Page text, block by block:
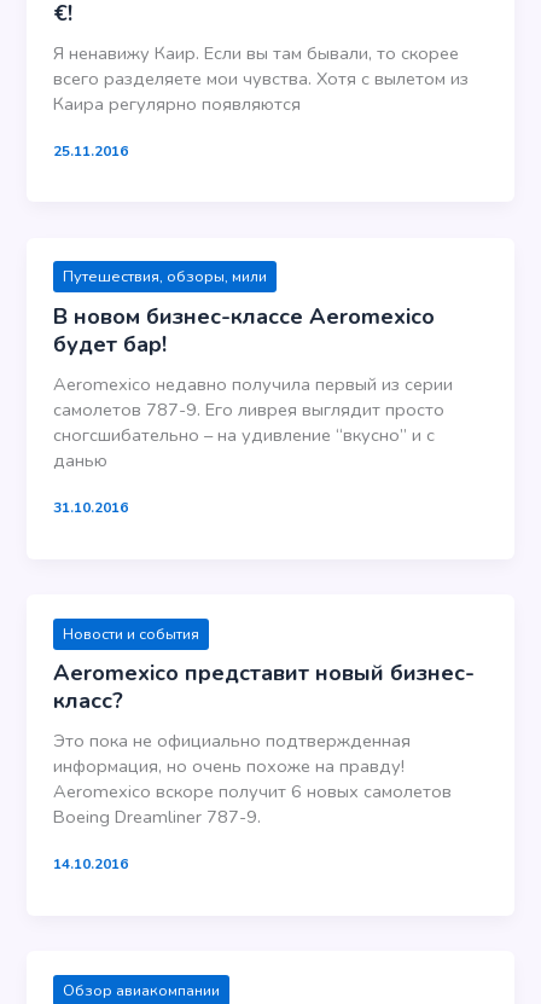
€!
Я ненавижу Каир. Если вы там бывали, то скорее
всего разделяете мои чувства. Хотя с вылетом из
Каира регулярно появляются
25.11.2016
Путешествия, обзоры, мили
В новом бизнес-классе Aeromexico
будет бар!
Aeromexico недавно получила первый из серии
самолетов 787-9. Его ливрея выглядит просто
сногсшибательно – на удивление “вкусно” и с
данью
31.10.2016
Новости и события
Aeromexico представит новый бизнес-
класс?
Это пока не официально подтвержденная
информация, но очень похоже на правду!
Aeromexico вскоре получит 6 новых самолетов
Boeing Dreamliner 787-9.
14.10.2016
Обзор авиакомпании